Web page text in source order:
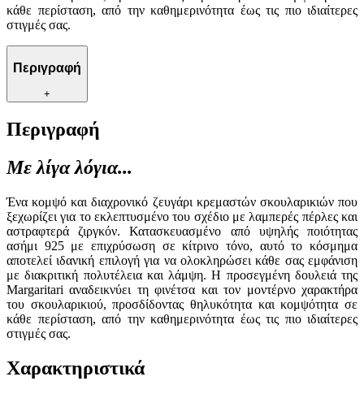
κάθε περίσταση, από την καθημερινότητα έως τις πιο ιδιαίτερες
στιγμές σας.
Περιγραφή
+
Περιγραφή
Με λίγα λόγια...
Ένα κομψό και διαχρονικό ζευγάρι κρεμαστών σκουλαρικιών που
ξεχωρίζει για το εκλεπτυσμένο του σχέδιο με λαμπερές πέρλες και
αστραφτερά ζιργκόν. Κατασκευασμένο από υψηλής ποιότητας
ασήμι 925 με επιχρύσωση σε κίτρινο τόνο, αυτό το κόσμημα
αποτελεί ιδανική επιλογή για να ολοκληρώσει κάθε σας εμφάνιση
με διακριτική πολυτέλεια και λάμψη. Η προσεγμένη δουλειά της
Margaritari αναδεικνύει τη φινέτσα και τον μοντέρνο χαρακτήρα
του σκουλαρικιού, προσδίδοντας θηλυκότητα και κομψότητα σε
κάθε περίσταση, από την καθημερινότητα έως τις πιο ιδιαίτερες
στιγμές σας.
Χαρακτηριστικά